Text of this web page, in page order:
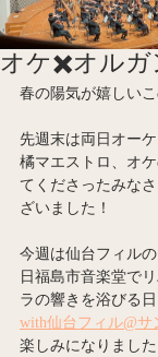
オケ✖️オルガ
春の陽気が嬉しいこ
先週末は両日オー
橘マエストロ、オ
てくださったみな
ざいました！
今週は仙台フィル
日福島市音楽堂で
ラの響きを浴びる
with仙台フィル@サ
楽しみになりました